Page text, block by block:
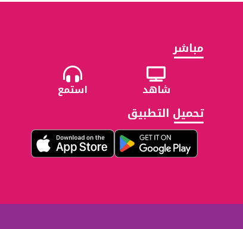
مباشر
شاهد استمع
تحميل التطبيق